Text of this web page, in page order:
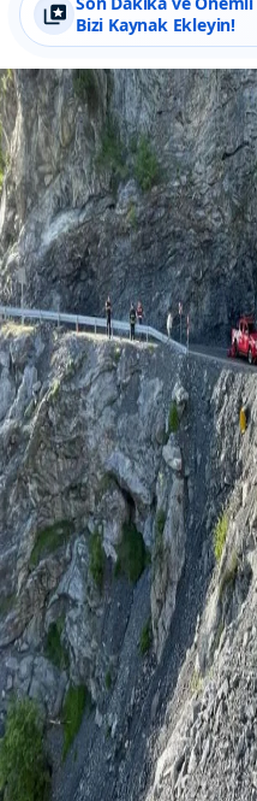
Bizi Kaynak Ekleyin!